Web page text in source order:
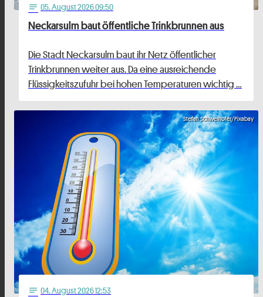
notes 05. August 2026 09:50
Neckarsulm baut öffentliche Trinkbrunnen aus
Die Stadt Neckarsulm baut ihr Netz öffentlicher
Trinkbrunnen weiter aus. Da eine ausreichende
Flüssigkeitszufuhr bei hohen Temperaturen wichtig …
Stefan Schweihofer/Pixabay
notes 04. August 2026 12:53